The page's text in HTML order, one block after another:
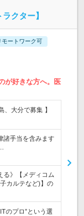
クター】
モートワーク可
が好きな方へ。医
、大分で募集 】
諸手当を含みます
る》【メディコム
カルテなど)】の
のプロ”という選